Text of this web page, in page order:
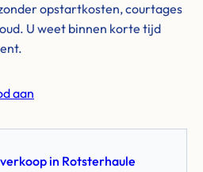
opstartkosten, courtages
U weet binnen korte tijd
aan
in Rotsterhaule